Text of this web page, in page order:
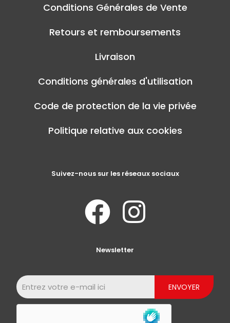
Conditions Générales de Vente
Retours et remboursements
Livraison
Conditions générales d'utilisation
Code de protection de la vie privée
Politique relative aux cookies
Suivez-nous sur les réseaux sociaux
Newsletter